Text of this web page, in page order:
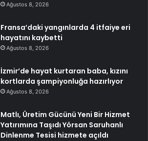
Ağustos 8, 2026
Fransa’daki yangınlarda 4 itfaiye eri
hayatını kaybetti
Ağustos 8, 2026
İzmir’de hayat kurtaran baba, kızını
kortlarda şampiyonluğa hazırlıyor
Ağustos 8, 2026
Matlı, Üretim Gücünü Yeni Bir Hizmet
Yatırımına Taşıdı Yörsan Saruhanlı
Dinlenme Tesisi hizmete açıldı